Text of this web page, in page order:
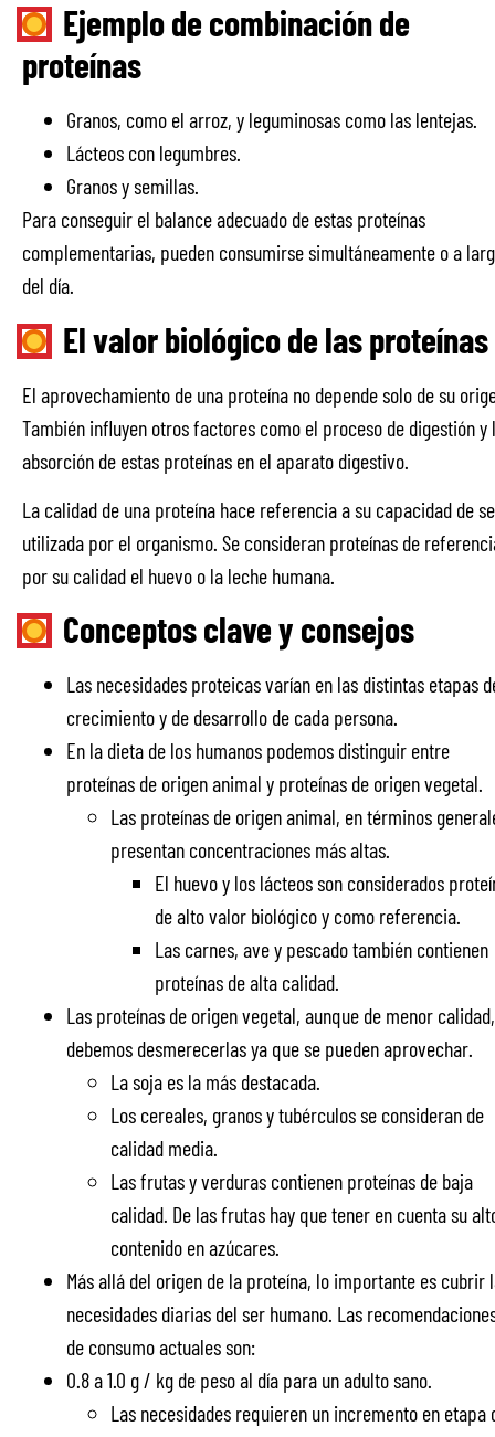
Ejemplo de combinación de
proteínas
Granos, como el arroz, y leguminosas como las lentejas.
Lácteos con legumbres.
Granos y semillas.
Para conseguir el balance adecuado de estas proteínas
complementarias, pueden consumirse simultáneamente o a
del día.
El valor biológico de las proteínas
El aprovechamiento de una proteína no depende solo de su
También influyen otros factores como el proceso de digestión y
absorción de estas proteínas en el aparato digestivo.
La calidad de una proteína hace referencia a su capacidad de
utilizada por el organismo. Se consideran proteínas de
por su calidad el huevo o la leche humana.
Conceptos clave y consejos
Las necesidades proteicas varían en las distintas etapas
crecimiento y de desarrollo de cada persona.
En la dieta de los humanos podemos distinguir entre
proteínas de origen animal y proteínas de origen vegetal.
Las proteínas de origen animal, en términos
presentan concentraciones más altas.
El huevo y los lácteos son considerados
de alto valor biológico y como referencia.
Las carnes, ave y pescado también contienen
proteínas de alta calidad.
Las proteínas de origen vegetal, aunque de menor
debemos desmerecerlas ya que se pueden aprovechar.
La soja es la más destacada.
Los cereales, granos y tubérculos se consideran de
calidad media.
Las frutas y verduras contienen proteínas de baja
calidad. De las frutas hay que tener en cuenta su
contenido en azúcares.
Más allá del origen de la proteína, lo importante es cubrir
necesidades diarias del ser humano. Las
de consumo actuales son:
0.8 a 1.0 g / kg de peso al día para un adulto sano.
Las necesidades requieren un incremento en etapa